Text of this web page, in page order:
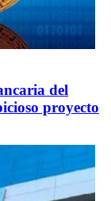
del
proyecto